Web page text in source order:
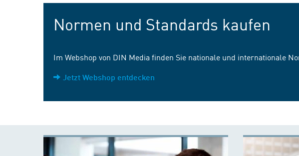
Normen und Standards kaufen
Im Webshop von DIN Media finden Sie nationale und internationale
Jetzt Webshop entdecken